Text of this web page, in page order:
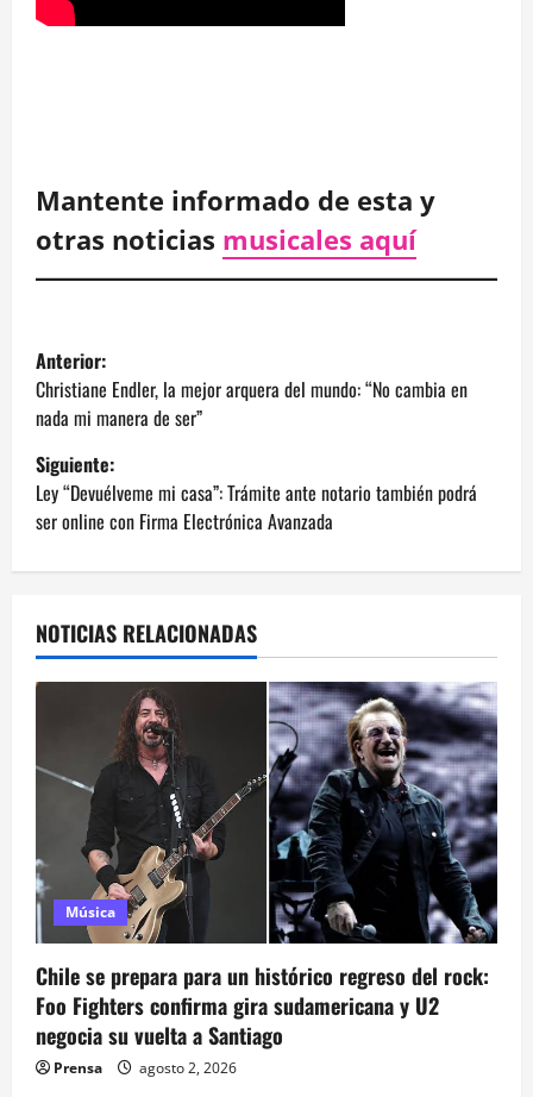
Mantente informado de esta y
otras noticias musicales aquí
N
a
v
e
c
i
ó
d
e
e
n
t
Anterior:
Christiane Endler, la mejor arquera del mundo: “No cambia en
nada mi manera de ser”
Siguiente:
Ley “Devuélveme mi casa”: Trámite ante notario también podrá
ser online con Firma Electrónica Avanzada
NOTICIAS RELACIONADAS
Música
Chile se prepara para un histórico regreso del rock:
Foo Fighters confirma gira sudamericana y U2
negocia su vuelta a Santiago
Prensa agosto 2, 2026